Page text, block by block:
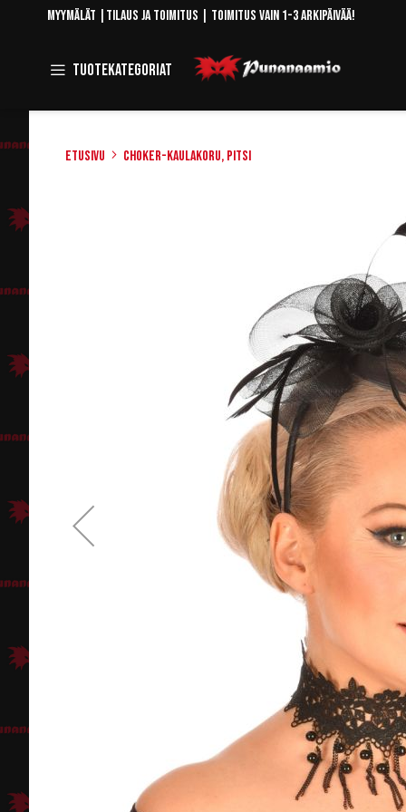
Skip
Myymälät Tilaus ja toimitus | Toimitus vain 1-3 arkipäivää!
Tuotekategoriat Toggle
Navigation
Etusivu Choker-kaulakoru, pitsi